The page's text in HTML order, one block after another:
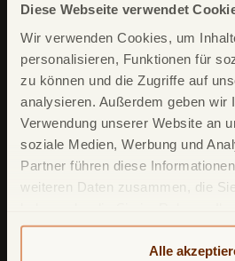
Diese Webseite verwendet
Wir verwenden Cookies, um
personalisieren, Funktionen für
zu können und die Zugriffe auf
analysieren. Außerdem geben wir
Verwendung unserer Website an
soziale Medien, Werbung und
Partner führen diese
weiteren Daten zusammen, die
gesammelt haben. Weitere
finden Sie in unsererAlle
TF Bank Mobile App
Google Pay
Apple Pay
Freunde werben Freunde